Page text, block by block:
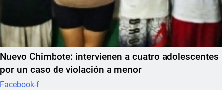
Nuevo Chimbote: intervienen a cuatro adolescentes
por un caso de violación a menor
Facebook-f